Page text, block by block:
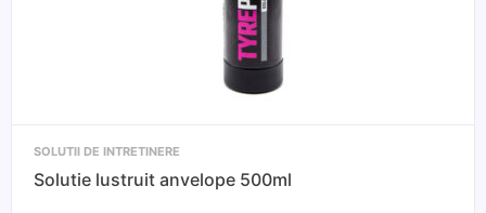
SOLUTII DE INTRETINERE
Solutie lustruit anvelope 500ml